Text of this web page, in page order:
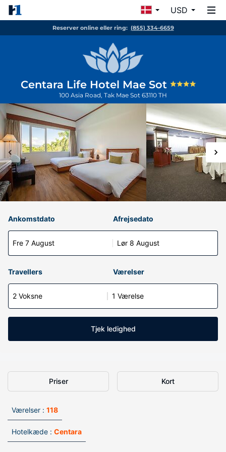
USD
Reserver online eller ring: (855) 334-6659
Centara Life Hotel Mae Sot
100 Asia Road, Tak Mae Sot 63110 TH
Ankomstdato
Fre 7 August
Afrejsedato
Lør 8 August
Travellers Værelser
2 Voksne 1 Værelse
Tjek ledighed
Priser Kort
Værelser : 118
Hotelkæde : Centara